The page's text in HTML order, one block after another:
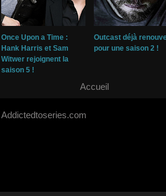
Once Upon a Time :
Hank Harris et Sam
Witwer rejoignent la
saison 5 !
Outcast déjà
pour une saison 2 !
Accueil
Addictedtoseries.com